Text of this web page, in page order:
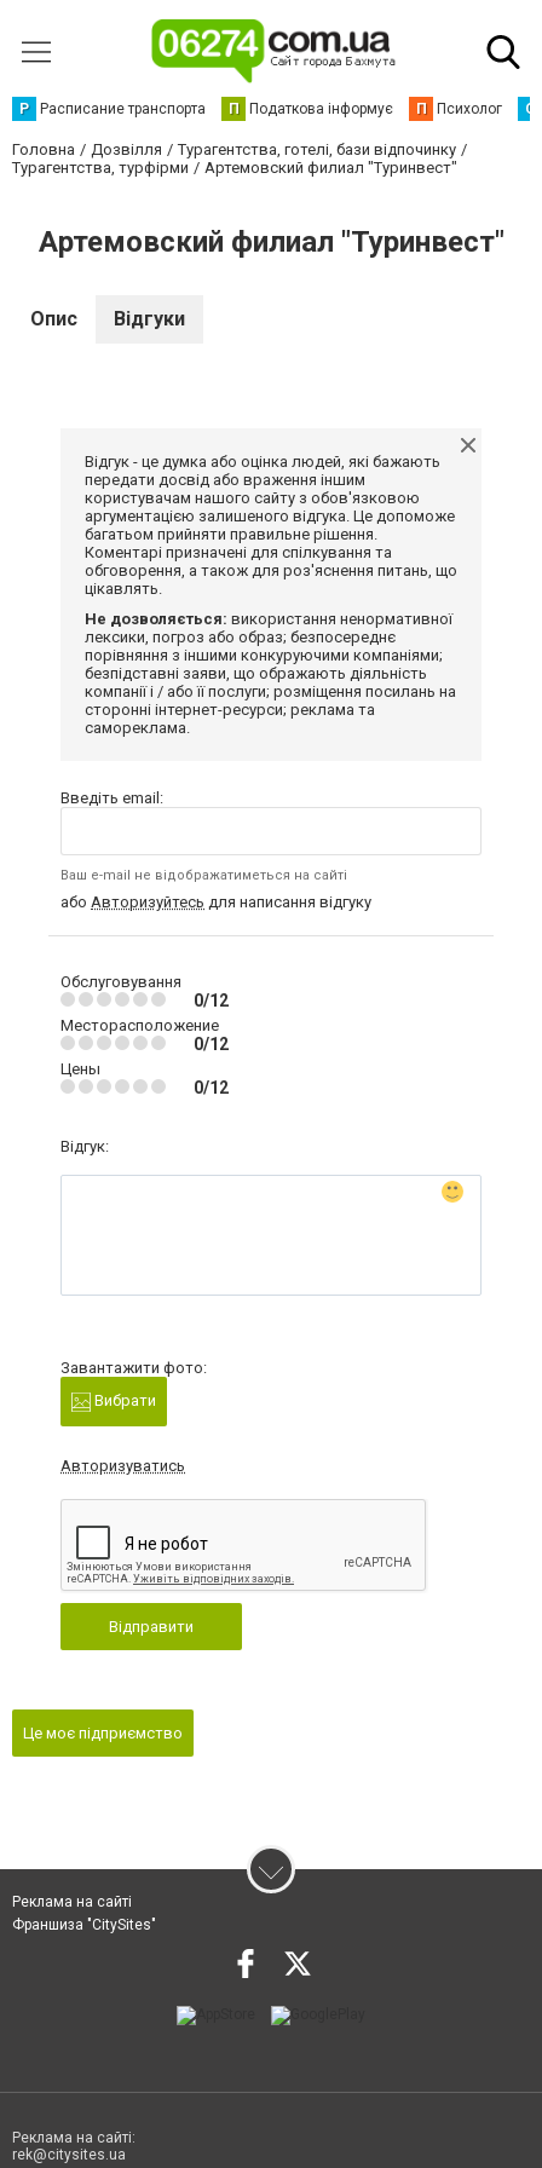
Р Расписание транспорта П Податкова інформує П Психолог С
Головна Дозвілля
Турагентства, готелі, бази відпочинку
Турагентства, турфірми
Артемовский филиал "Туринвест"
Артемовский филиал "Туринвест"
Опис Відгуки
Відгук - це думка або оцінка людей, які бажають
передати досвід або враження іншим
користувачам нашого сайту з обов'язковою
аргументацією залишеного відгука. Це допоможе
багатьом прийняти правильне рішення.
Коментарі призначені для спілкування та
обговорення, а також для роз'яснення питань, що
цікавлять.
Не дозволяється: використання ненормативної
лексики, погроз або образ; безпосереднє
порівняння з іншими конкуруючими компаніями;
безпідставні заяви, що ображають діяльність
компанії і / або її послуги; розміщення посилань на
сторонні інтернет-ресурси; реклама та
самореклама.
Введіть email:
Ваш e-mail не відображатиметься на сайті
або Авторизуйтесь для написання відгуку
Обслуговування
0/12
Месторасположение
0/12
Цены
0/12
Відгук:
Завантажити фото:
Вибрати
Авторизуватись
Відправити
Це моє підприємство
Реклама на сайті
Франшиза "CitySites"
Реклама на сайті:
rek@citysites.ua